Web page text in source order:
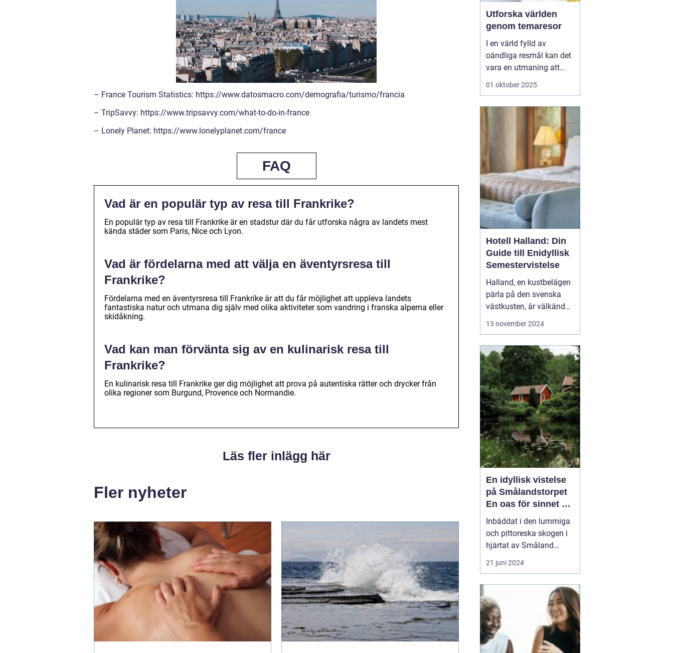
– France Tourism Statistics: https://www.datosmacro.com/demografia/turismo/francia
– TripSavvy: https://www.tripsavvy.com/what-to-do-in-france
– Lonely Planet: https://www.lonelyplanet.com/france
FAQ
Vad är en populär typ av resa till Frankrike?
En populär typ av resa till Frankrike är en stadstur där du får utforska några av landets mest
kända städer som Paris, Nice och Lyon.
Vad är fördelarna med att välja en äventyrsresa till
Frankrike?
Fördelarna med en äventyrsresa till Frankrike är att du får möjlighet att uppleva landets
fantastiska natur och utmana dig själv med olika aktiviteter som vandring i franska alperna eller
skidåkning.
Vad kan man förvänta sig av en kulinarisk resa till
Frankrike?
En kulinarisk resa till Frankrike ger dig möjlighet att prova på autentiska rätter och drycker från
olika regioner som Burgund, Provence och Normandie.
Läs fler inlägg här
Fler nyheter
Utforska världen
genom temaresor
I en värld fylld av
oändliga resmål kan det
vara en utmaning att
välja rätt upplevelse.
de vill skapa minnen och
fördjupa sina kunskaper
01 oktober 2025
Hotell Halland: Din
Guide till Enidyllisk
Semestervistelse
Halland, en kustbelägen
pärla på den svenska
västkusten, är välkänd
för sina praktfulla
stressfria
spaanläggningar till
familjevänliga seme...
13 november 2024
En idyllisk vistelse
på Smålandstorpet
En oas för sinnet på
svenska
landsbygden
Inbäddat i den lummiga
och pittoreska skogen i
hjärtat av Småland
påträffar besökaren en
pärla sällan skådad
det ögonblick däck rullar
över grusets knaster vid
grusvägens slut är stress
och stadens brus som
bortblåsta. Skogsgårde...
21 juni 2024